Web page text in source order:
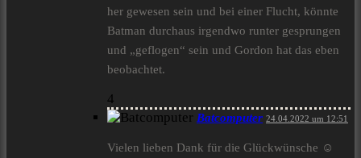
her gewesen sein und bei einer Flucht, könnte
Batman durchaus irgendwo runter gesprungen
und „geflogen“ sein und Gordon hat das eben
beobachtet.
4
Batcomputer 24.04.2022 um 12:51
Vielen lieben Dank für die Glückwünsche ☺️